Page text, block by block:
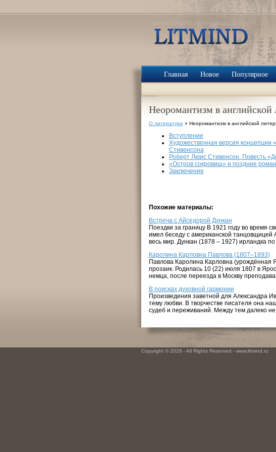
Главная Новое Популярное
Неоромантизм в
О литературе » Неоромантизм в английской
Вступление
Художественная версия концепции
Стивенсона
Роберт Люис Стивенсон. Повесть
«Остров сокровищ» и поздние
Заключение
Похожие материалы:
Встреча с Айседорой Дункан
Поездки за границу В 1921 году во время
имел беседу с американской танцовщицей
весь мир. Дункан (1878 – 1927) ирландка
Каролина Карловна Павлова (1807–1893)
Павлова Каролина Карловна (урождённая
прозаик. Родилась 10 (22) июля 1807 в
немца, после переезда в Москву
В поисках духовной гармонии
Произведения заветной для Александра
тему любви. В творчестве писателя она
судеб и переживаний. Между тем далеко
Copyright © 2026 - All Rights Reserved - www.litmind.ru